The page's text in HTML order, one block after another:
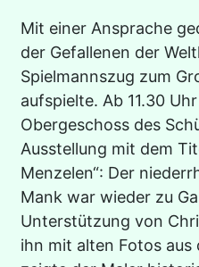
Mit einer Ansprache
der Gefallenen der
Spielmannszug zum
aufspielte. Ab 11.30
Obergeschoss des
Ausstellung mit dem
Menzelen“: Der
Mank war wieder zu
Unterstützung von
ihn mit alten Fotos